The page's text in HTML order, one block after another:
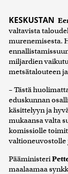
KESKUSTAN
valtavista
murenemisesta.
miljardien
metsätalouteen
– Tästä
eduskunnan
käsittelyyn ja
mukaansa valta
komissiolle
Pääministeri
maalaamaa